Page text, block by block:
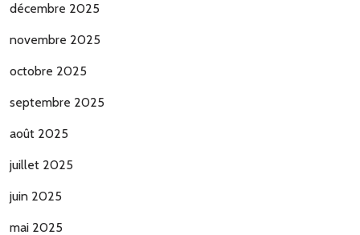
décembre 2025
novembre 2025
octobre 2025
septembre 2025
août 2025
juillet 2025
juin 2025
mai 2025